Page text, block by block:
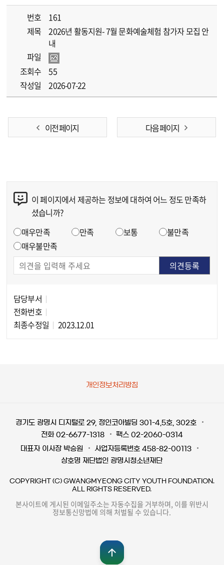
번호
161
제목
2026년 활동지원- 7월 문화예술체험 참가자 모집 안
내
파일
조회수
55
작성일
2026-07-22
이전 페이지 다음 페이지
이 페이지에서 제공하는 정보에 대하여 어느 정도 만족하
셨습니까?
매우만족 만족 보통
불만족
매우불만족
담당부서
전화번호
최종수정일
2023.12.01
개인정보처리방침
경기도 광명시 디지털로 29, 정인코아빌딩 301-4,5호, 302호
전화 02-6677-1318
팩스 02-2060-0314
대표자 이사장 박승원
사업자등록번호 458-82-00113
상호명 재단법인 광명시청소년재단
COPYRIGHT (C) GWANGMYEONG CITY YOUTH FOUNDATION.
ALL RIGHTS RESERVED.
본사이트에 게시된 이메일주소는 자동수집을 거부하며, 이를 위반시
정보통신망법에 의해 처벌될 수 있습니다.